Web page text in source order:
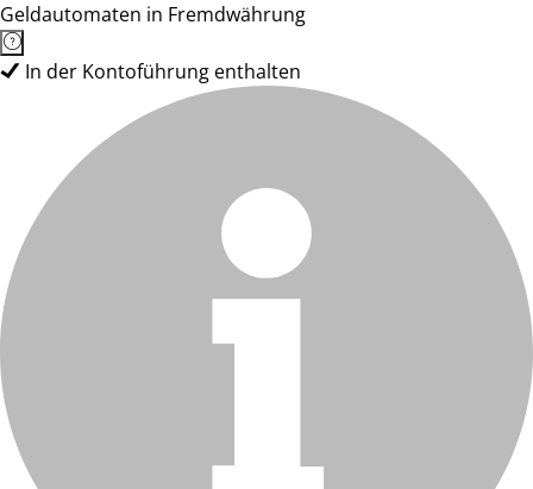
Geldautomaten in Fremdwährung
In der Kontoführung enthalten